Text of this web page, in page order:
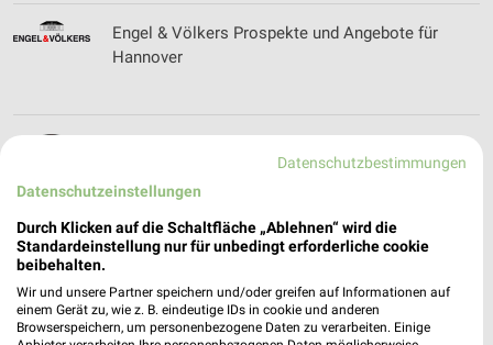
Engel & Völkers Prospekte und Angebote für
Hannover
Öffnungszeiten für Burgdorf
Ephesus Filialen & Öffnungszeiten für Hannover
Datenschutzbestimmungen
Datenschutzeinstellungen
Durch Klicken auf die Schaltfläche „Ablehnen“ wird die
Standardeinstellung nur für unbedingt erforderliche cookie
beibehalten.
Wir und unsere Partner speichern und/oder greifen auf Informationen auf
einem Gerät zu, wie z. B. eindeutige IDs in cookie und anderen
Browserspeichern, um personenbezogene Daten zu verarbeiten. Einige